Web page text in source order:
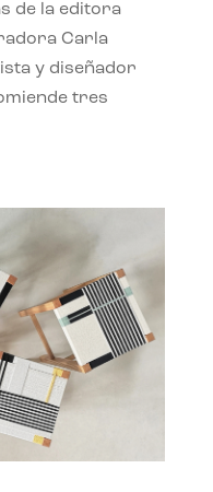
de la editora
Carla
y diseñador
tres